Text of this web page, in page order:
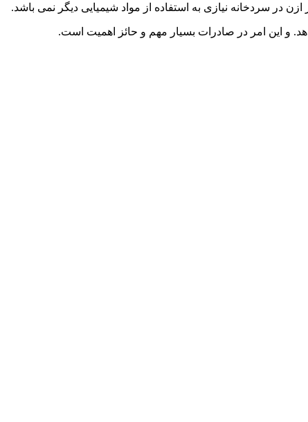
در سردخانه نیازی به استفاده از مواد شیمیایی دیگر نمی باشد.
و این امر در صادرات بسیار مهم و حائز اهمیت است.